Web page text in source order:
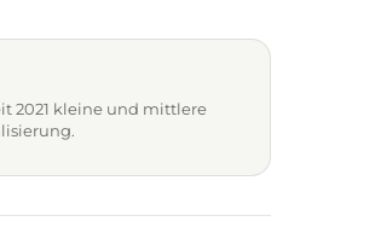
2021 kleine und mittlere